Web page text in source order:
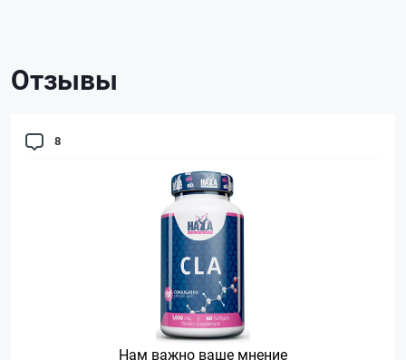
Отзывы
8
Нам важно ваше мнение